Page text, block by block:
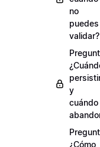
no
puedes
validar?
y
cuándo
¿Cómo